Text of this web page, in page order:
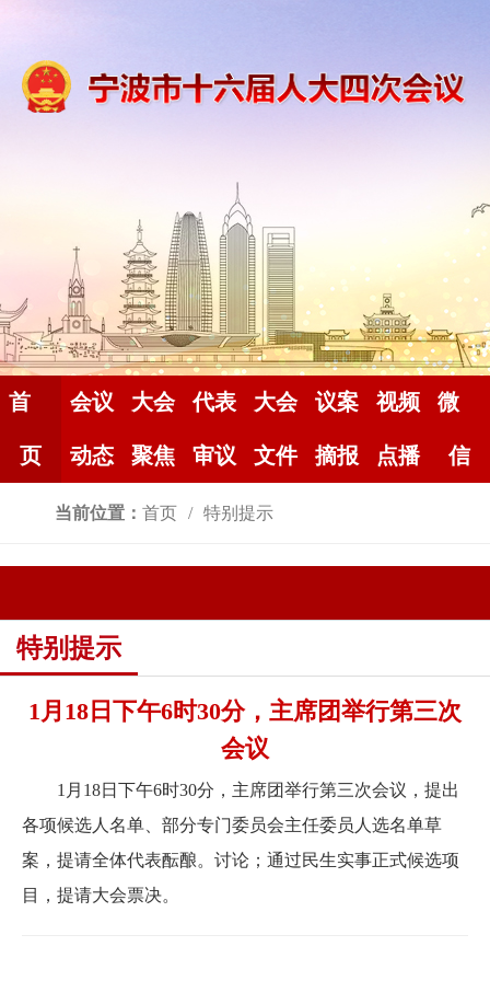
首
页
会议
动态
大会
聚焦
代表
审议
大会
文件
议案
摘报
视频
点播
微
信
当前位置： 首页 特别提示
特别提示
1月18日下午6时30分，主席团举行第三次
会议
1月18日下午6时30分，主席团举行第三次会议，提出
各项候选人名单、部分专门委员会主任委员人选名单草
案，提请全体代表酝酿。讨论；通过民生实事正式候选项
目，提请大会票决。